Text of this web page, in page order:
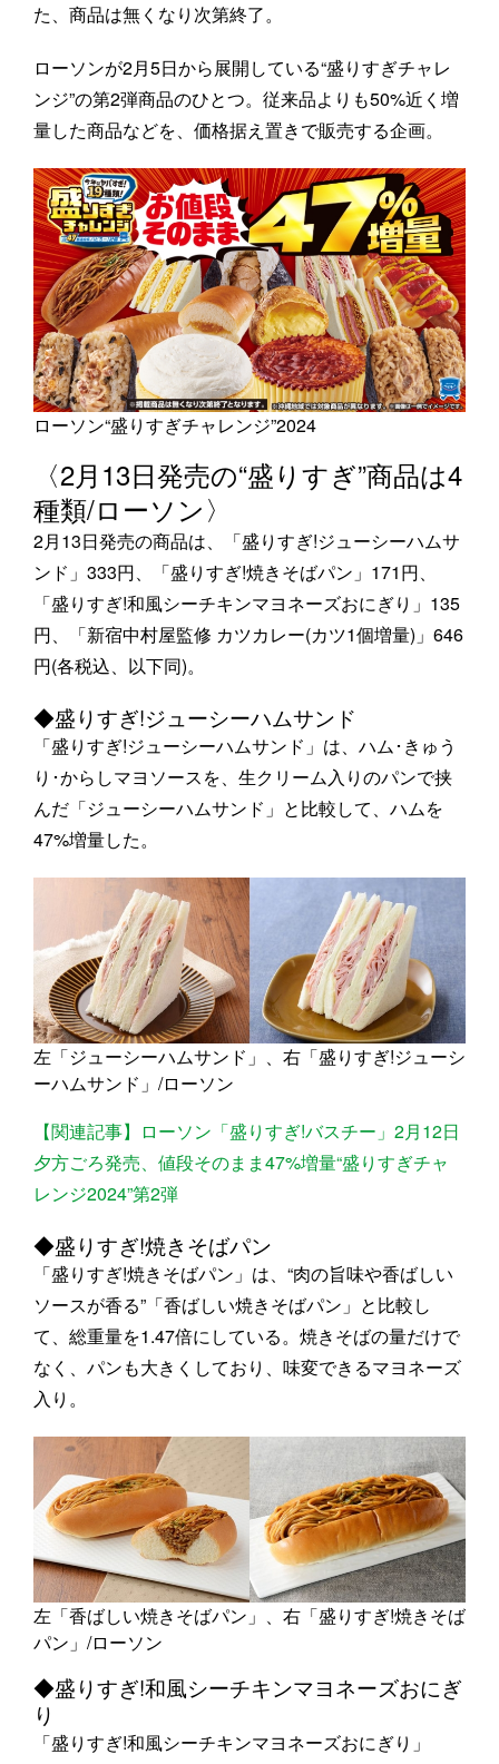
た、商品は無くなり次第終了。
ローソンが2月5日から展開している“盛りすぎチャレ
ンジ”の第2弾商品のひとつ。従来品よりも50%近く増
量した商品などを、価格据え置きで販売する企画。
ローソン“盛りすぎチャレンジ”2024
〈2月13日発売の“盛りすぎ”商品は4
種類/ローソン〉
2月13日発売の商品は、「盛りすぎ!ジューシーハムサ
ンド」333円、「盛りすぎ!焼きそばパン」171円、
「盛りすぎ!和風シーチキンマヨネーズおにぎり」135
円、「新宿中村屋監修 カツカレー(カツ1個増量)」646
円(各税込、以下同)。
◆盛りすぎ!ジューシーハムサンド
「盛りすぎ!ジューシーハムサンド」は、ハム･きゅう
り･からしマヨソースを、生クリーム入りのパンで挟
んだ「ジューシーハムサンド」と比較して、ハムを
47%増量した。
左「ジューシーハムサンド」、右「盛りすぎ!ジューシ
ーハムサンド」/ローソン
【関連記事】ローソン「盛りすぎ!バスチー」2月12日
夕方ごろ発売、値段そのまま47%増量“盛りすぎチャ
レンジ2024”第2弾
◆盛りすぎ!焼きそばパン
「盛りすぎ!焼きそばパン」は、“肉の旨味や香ばしい
ソースが香る”「香ばしい焼きそばパン」と比較し
て、総重量を1.47倍にしている。焼きそばの量だけで
なく、パンも大きくしており、味変できるマヨネーズ
入り。
左「香ばしい焼きそばパン」、右「盛りすぎ!焼きそば
パン」/ローソン
◆盛りすぎ!和風シーチキンマヨネーズおにぎ
り
「盛りすぎ!和風シーチキンマヨネーズおにぎり」